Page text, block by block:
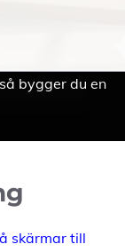
bygger du en
skärmar till